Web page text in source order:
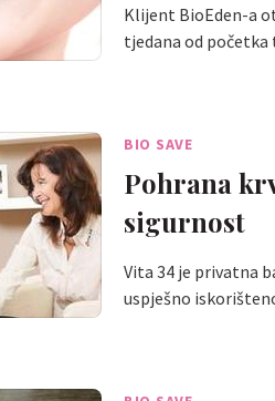
Klijent BioEden-a
tjedana od
BIO SAVE
Pohrana
sigurnost
Vita 34 je privatna
uspješno